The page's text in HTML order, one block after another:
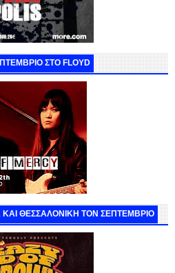
ΣΤΟ FLOYD
ΚΑΙ ΘΕΣΣΑΛΟΝΙΚΗ ΤΟΝ ΣΕΠΤΕΜΒΡΙΟ